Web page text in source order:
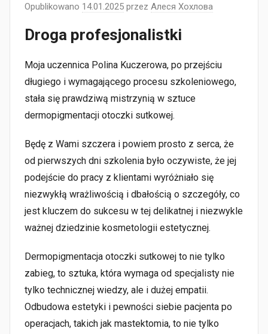
Opublikowano 14.01.2025 przez Алеся Хохлова
Droga profesjonalistki
Moja uczennica Polina Kuczerowa, po przejściu
długiego i wymagającego procesu szkoleniowego,
stała się prawdziwą mistrzynią w sztuce
dermopigmentacji otoczki sutkowej.
Będę z Wami szczera i powiem prosto z serca, że
od pierwszych dni szkolenia było oczywiste, że jej
podejście do pracy z klientami wyróżniało się
niezwykłą wrażliwością i dbałością o szczegóły, co
jest kluczem do sukcesu w tej delikatnej i niezwykle
ważnej dziedzinie kosmetologii estetycznej.
Dermopigmentacja otoczki sutkowej to nie tylko
zabieg, to sztuka, która wymaga od specjalisty nie
tylko technicznej wiedzy, ale i dużej empatii.
Odbudowa estetyki i pewności siebie pacjenta po
operacjach, takich jak mastektomia, to nie tylko